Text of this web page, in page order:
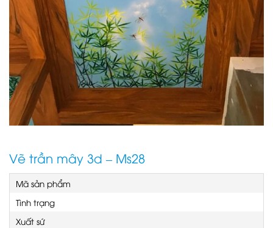
Vẽ trần mây 3d – Ms28
Mã sản phẩm
Tình trạng
Xuất sứ